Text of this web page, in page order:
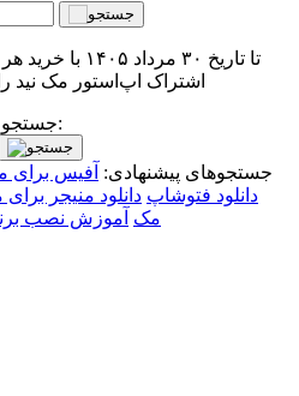
اشتراک اپ‌استور مک نید
جستجو در کامل‌ترین آرشیو مک ایران:
جستجوهای پیشنهادی: آفیس برای
دانلود فتوشاپ دانلود منیجر
Adobe مک آموزش نصب